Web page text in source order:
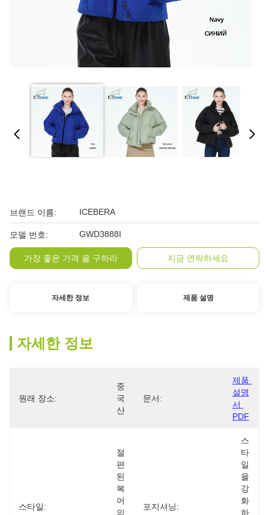
브랜드 이름: ICEBERA
모델 번호: GWD3888I
가장 좋은 가격 을 구하라 지금 연락하세요
자세한 정보 제품 설명
자세한 정보
원래 장소:
중
국
산
문서:
제품
설명
서
PDF
스타일:
절
편
된
복
어
의
‌포지셔닝:
스
타
일
을
강
화
하